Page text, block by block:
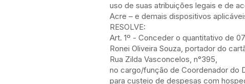
uso de suas atribuições legais e de
Acre – e demais dispositivos
RESOLVE:
Art. 1º - Conceder o quantitativo de
Ronei Oliveira Souza, portador do
Rua Zilda Vasconcelos, n°395,
no cargo/função de Coordenador do
para custeio de despesas com